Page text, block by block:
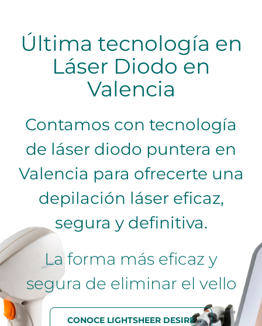
Última tecnología en
Láser Diodo en
Valencia
Contamos con tecnología
de láser diodo puntera en
Valencia para ofrecerte una
depilación láser eficaz,
segura y definitiva.
La forma más eficaz y
segura de eliminar el vello
CONOCE LIGHTSHEER DESIRE